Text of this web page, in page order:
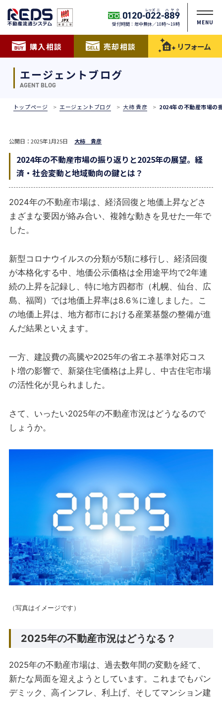
受付時間：年中無休／10時〜19時 MENU
購入相談 売却相談 リフォーム
エージェントブログ
AGENT BLOG
トップページ エージェントブログ 大柿 貴彦 2024年の不動産市場の
公開日：2025年1月25日 大柿 貴彦
2024年の不動産市場の振り返りと2025年の展望。経
済・社会変動と地域動向の鍵とは？
2024年の不動産市場は、経済回復と地価上昇などさ
まざまな要因が絡み合い、複雑な動きを見せた一年で
した。
新型コロナウイルスの分類が5類に移行し、経済回復
が本格化する中、地価公示価格は全用途平均で2年連
続の上昇を記録し、特に地方四都市（札幌、仙台、広
島、福岡）では地価上昇率は8.6％に達しました。こ
の地価上昇は、地方都市における産業基盤の整備が進
んだ結果といえます。
一方、建設費の高騰や2025年の省エネ基準対応コス
ト増の影響で、新築住宅価格は上昇し、中古住宅市場
の活性化が見られました。
さて、いったい2025年の不動産市況はどうなるので
しょうか。
（写真はイメージです）
2025年の不動産市況はどうなる？
2025年の不動産市場は、過去数年間の変動を経て、
新たな局面を迎えようとしています。これまでもパン
デミック、高インフレ、利上げ、そしてマンション建